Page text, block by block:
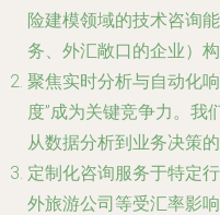
险建模领域的技术咨询
务、外汇敞口的企业）
聚焦实时分析与自动化
度”成为关键竞争力。我
从数据分析到业务决策
定制化咨询服务于特定
外旅游公司等受汇率影